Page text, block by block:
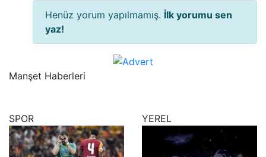
Henüz yorum yapılmamış. İlk yorumu sen
yaz!
Manşet Haberleri
SPOR YEREL